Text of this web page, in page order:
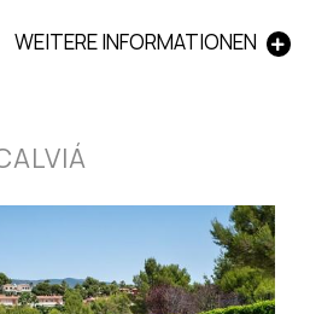
WEITERE INFORMATIONEN